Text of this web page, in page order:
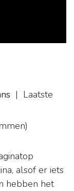
| Laatste
)
alsof er iets
hebben het